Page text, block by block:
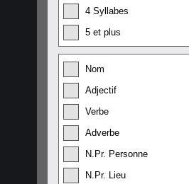
4 Syllabes
5 et plus
Nom
Adjectif
Verbe
Adverbe
N.Pr. Personne
N.Pr. Lieu